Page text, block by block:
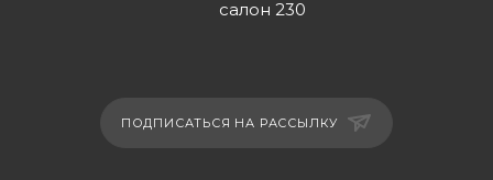
салон 230
ПОДПИСАТЬСЯ НА РАССЫЛКУ